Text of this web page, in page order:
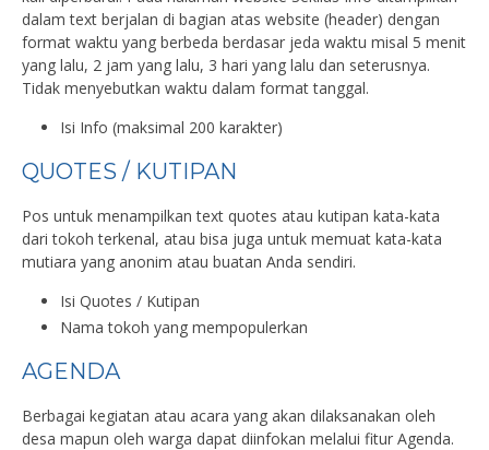
dalam text berjalan di bagian atas website (header) dengan
format waktu yang berbeda berdasar jeda waktu misal 5 menit
yang lalu, 2 jam yang lalu, 3 hari yang lalu dan seterusnya.
Tidak menyebutkan waktu dalam format tanggal.
Isi Info (maksimal 200 karakter)
QUOTES / KUTIPAN
Pos untuk menampilkan text quotes atau kutipan kata-kata
dari tokoh terkenal, atau bisa juga untuk memuat kata-kata
mutiara yang anonim atau buatan Anda sendiri.
Isi Quotes / Kutipan
Nama tokoh yang mempopulerkan
AGENDA
Berbagai kegiatan atau acara yang akan dilaksanakan oleh
desa mapun oleh warga dapat diinfokan melalui fitur Agenda.